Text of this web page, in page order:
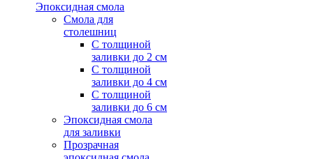
Эпоксидная смола
Смола для
столешниц
С толщиной
заливки до 2 см
С толщиной
заливки до 4 см
С толщиной
заливки до 6 см
Эпоксидная смола
для заливки
Прозрачная